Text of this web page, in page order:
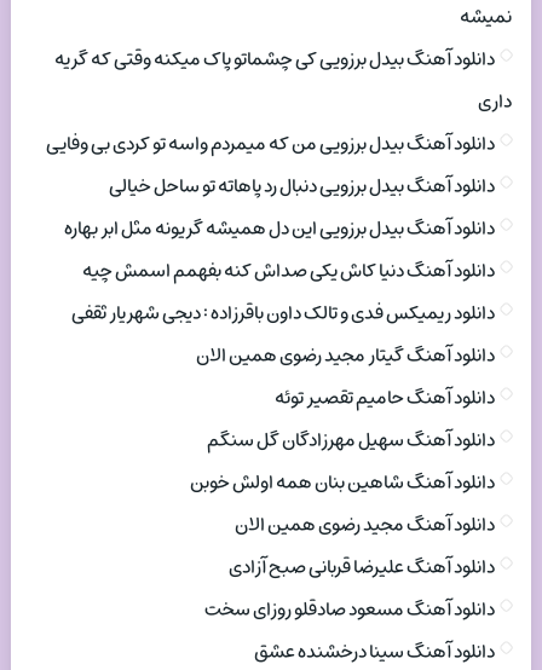
نمیشه
دانلود آهنگ بیدل برزویی کی چشماتو پاک میکنه وقتی که گریه
داری
دانلود آهنگ بیدل برزویی من که میمردم واسه تو کردی بی وفایی
دانلود آهنگ بیدل برزویی دنبال رد پاهاته تو ساحل خیالی
دانلود آهنگ بیدل برزویی این دل همیشه گریونه مثل ابر بهاره
دانلود آهنگ دنیا کاش یکی صداش کنه بفهمم اسمش چیه
دانلود ریمیکس فدی و تالک داون باقرزاده : دیجی شهریار ثقفی
دانلود آهنگ گیتار مجید رضوی همین الان
دانلود آهنگ حامیم تقصیر توئه
دانلود آهنگ سهیل مهرزادگان گل سنگم
دانلود آهنگ شاهین بنان همه اولش خوبن
دانلود آهنگ مجید رضوی همین الان
دانلود آهنگ علیرضا قربانی صبح آزادی
دانلود آهنگ مسعود صادقلو روزای سخت
دانلود آهنگ سینا درخشنده عشق